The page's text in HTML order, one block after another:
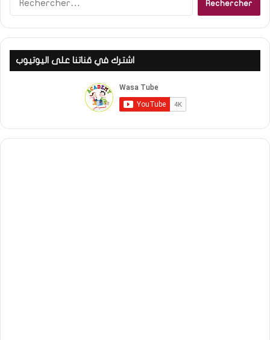
اشترك في قناتنا على اليوتيوب